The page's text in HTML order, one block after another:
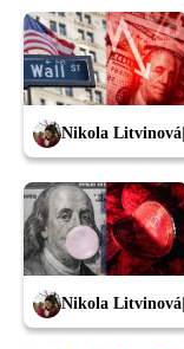
Nikola Litvinová
Nikola Litvinová